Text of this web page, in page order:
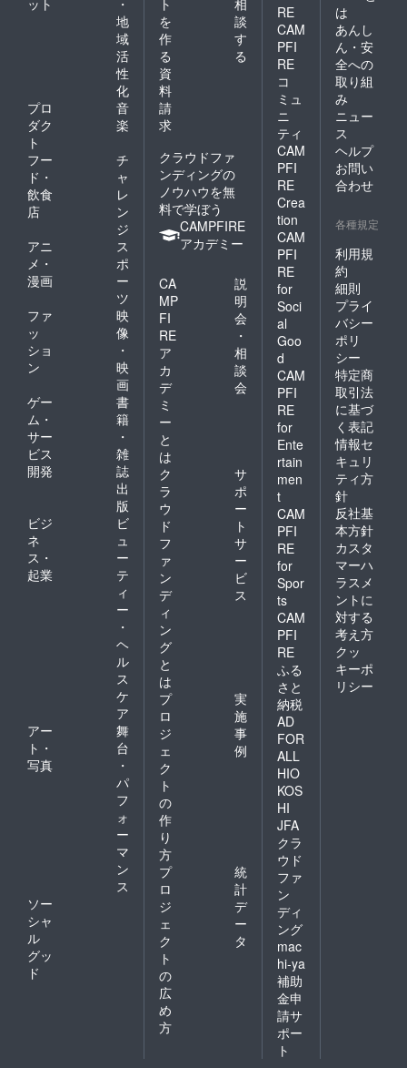
パウ
ダー、
酵母エ
キス、
クミ
ン、コ
リアン
ダー、
カルダ
モン／
カラメ
ル色素
・内容
前） ・
法：直
射日
光、高
温多湿
を避け
常温で
保存 ・
アレル
ギー表
示：一
部に小
麦・乳
成分・
牛肉・
豚肉・
鶏肉・
大豆・
りんご
を含む
・賞味
期限：
箱の側
面に表
示 ・主
原料の
原産
地：日
称：牛
肉味噌
煮 どて
法：直
地
域
活
性
化
プロ
ダク
ト
音
楽
フー
ド・
飲食
店
チ
ャ
レ
ン
ジ
アニ
メ・
漫画
ス
ポ
ー
ツ
ファ
ッ
ショ
ン
映
像
・
映
画
ゲー
ム・
サー
ビス
開発
書
籍
・
雑
誌
出
版
ビジ
ネ
ス・
起業
ビ
ュ
ー
テ
ィ
ー
・
ヘ
ル
ス
ケ
ア
アー
ト・
写真
舞
台
・
パ
フ
ォ
ー
マ
ン
ス
ソー
シャ
ル
グッ
ド
を
作
る
談
す
る
資
料
請
求
クラウドファ
ンディングの
ノウハウを無
料で学ぼう
CAMPFIRE
アカデミー
CA
MP
FI
RE
ア
カ
デ
ミ
ー
と
は
説
明
会
・
相
談
会
ク
ラ
ウ
ド
フ
ァ
ン
デ
ィ
ン
グ
と
は
サ
ポ
ー
ト
サ
ー
ビ
ス
プ
ロ
ジ
ェ
ク
ト
の
作
り
方
実
施
事
例
プ
ロ
ジ
ェ
ク
ト
の
広
め
方
統
計
デ
ー
タ
RE
CAM
PFI
RE
コ
ミュ
ニ
ティ
CAM
PFI
RE
Crea
tion
CAM
PFI
RE
for
Soci
al
Goo
d
CAM
PFI
RE
for
Ente
rtain
men
t
CAM
PFI
RE
for
Spor
ts
CAM
PFI
RE
ふる
さと
納税
AD
FOR
ALL
HIO
KOS
HI
JFA
クラ
ウド
ファ
ン
ディ
ング
mac
hi-ya
補助
金申
請サ
ポー
ト
は
あんし
ん・安
全への
取り組
み
ニュー
ス
ヘルプ
お問い
合わせ
各種規定
利用規
約
細則
プライ
バシー
ポリ
シー
特定商
取引法
に基づ
く表記
情報セ
キュリ
ティ方
針
反社基
本方針
カスタ
マーハ
ラスメ
ントに
対する
考え方
クッ
キーポ
リシー